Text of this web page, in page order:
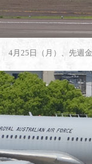
4月25日（月）、先週